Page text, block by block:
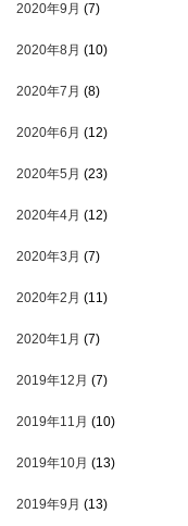
2020年9月 (7)
2020年8月 (10)
2020年7月 (8)
2020年6月 (12)
2020年5月 (23)
2020年4月 (12)
2020年3月 (7)
2020年2月 (11)
2020年1月 (7)
2019年12月 (7)
2019年11月 (10)
2019年10月 (13)
2019年9月 (13)